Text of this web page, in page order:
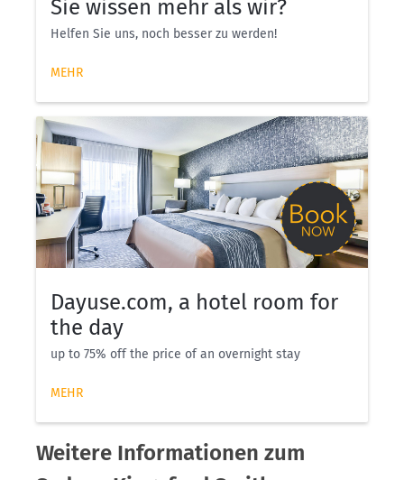
Sie wissen mehr als wir?
Helfen Sie uns, noch besser zu werden!
MEHR
Dayuse.com, a hotel room for
the day
up to 75% off the price of an overnight stay
MEHR
Weitere Informationen zum